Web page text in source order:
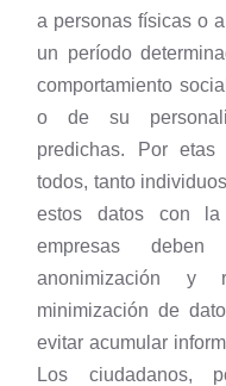
a personas físicas o
un período
comportamiento
o de su
predichas. Por
todos, tanto
estos datos con la
empresas deben
anonimización y
minimización de
evitar acumular
Los ciudadanos,